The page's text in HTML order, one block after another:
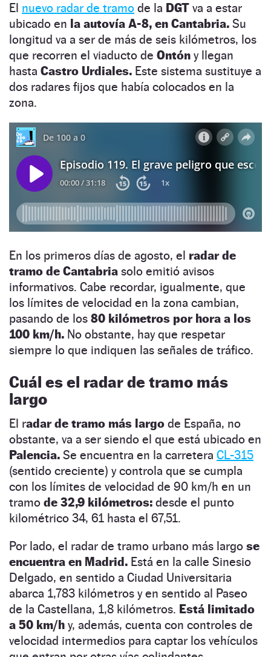
El nuevo radar de tramo de la DGT va a estar
ubicado en la autovía A-8, en Cantabria. Su
longitud va a ser de más de seis kilómetros, los
que recorren el viaducto de Ontón y llegan
hasta Castro Urdiales. Este sistema sustituye a
dos radares fijos que había colocados en la
zona.
En los primeros días de agosto, el radar de
tramo de Cantabria solo emitió avisos
informativos. Cabe recordar, igualmente, que
los límites de velocidad en la zona cambian,
pasando de los 80 kilómetros por hora a los
100 km/h. No obstante, hay que respetar
siempre lo que indiquen las señales de tráfico.
Cuál es el radar de tramo más
largo
El radar de tramo más largo de España, no
obstante, va a ser siendo el que está ubicado en
Palencia. Se encuentra en la carretera CL-315
(sentido creciente) y controla que se cumpla
con los límites de velocidad de 90 km/h en un
tramo de 32,9 kilómetros: desde el punto
kilométrico 34, 61 hasta el 67,51.
Por lado, el radar de tramo urbano más largo se
encuentra en Madrid. Está en la calle Sinesio
Delgado, en sentido a Ciudad Universitaria
abarca 1,783 kilómetros y en sentido al Paseo
de la Castellana, 1,8 kilómetros. Está limitado
a 50 km/h y, además, cuenta con controles de
velocidad intermedios para captar los vehículos